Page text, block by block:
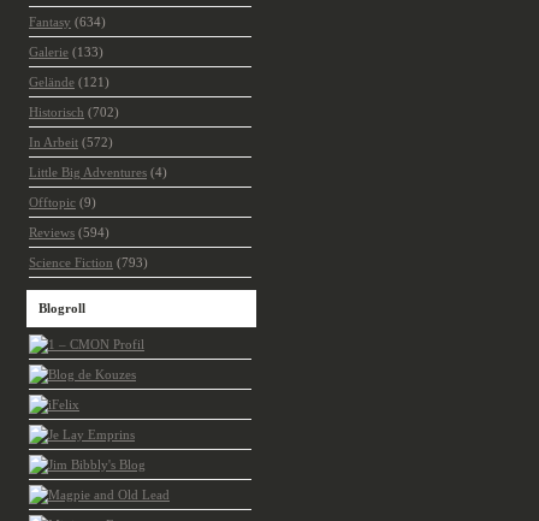
Fantasy (634)
Galerie (133)
Gelände (121)
Historisch (702)
In Arbeit (572)
Little Big Adventures (4)
Offtopic (9)
Reviews (594)
Science Fiction (793)
Blogroll